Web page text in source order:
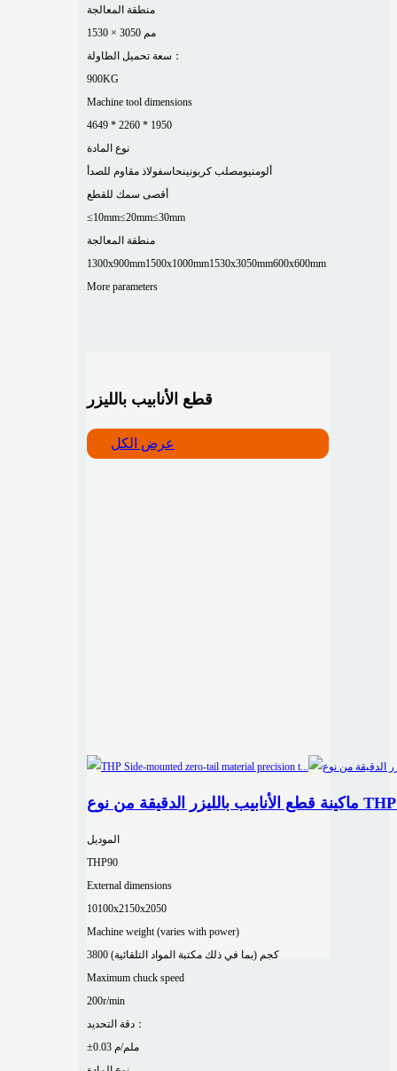
منطقة المعالجة
1530 × 3050 مم
سعة تحميل الطاولة：
900KG
Machine tool dimensions
4649 * 2260 * 1950
نوع المادة
ألومنيومصلب كربونينحاسفولاذ مقاوم للصدأ
أقصى سمك للقطع
≤10mm≤20mm≤30mm
منطقة المعالجة
1300x900mm1500x1000mm1530x3050mm600x600mm
More parameters
قطع الأنابيب بالليزر
عرض الكل
الموديل
THP90
External dimensions
10100x2150x2050
Machine weight (varies with power)
3800 كجم (بما في ذلك مكتبة المواد التلقائية)
Maximum chuck speed
200r/min
دقة التحديد：
±0.03 ملم/م